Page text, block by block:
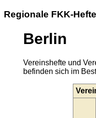
Regionale FKK-Hefte
Berlin
Vereinshefte und
befinden sich im